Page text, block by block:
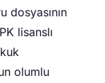
dosyasının
lisanslı
olumlu